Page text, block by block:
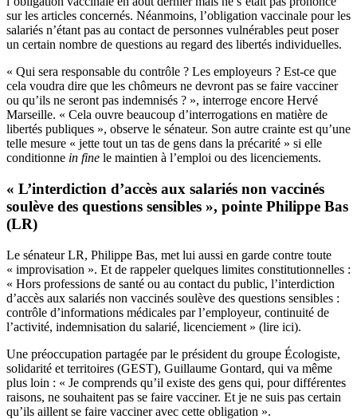
sur les articles concernés. Néanmoins, l’obligation vaccinale pour les
salariés n’étant pas au contact de personnes vulnérables peut poser
un certain nombre de questions au regard des libertés individuelles.
« Qui sera responsable du contrôle ? Les employeurs ? Est-ce que
cela voudra dire que les chômeurs ne devront pas se faire vacciner
ou qu’ils ne seront pas indemnisés ? », interroge encore Hervé
Marseille. « Cela ouvre beaucoup d’interrogations en matière de
libertés publiques », observe le sénateur. Son autre crainte est qu’une
telle mesure « jette tout un tas de gens dans la précarité » si elle
conditionne in fine le maintien à l’emploi ou des licenciements.
« L’interdiction d’accès aux salariés non vaccinés
soulève des questions sensibles », pointe Philippe Bas
(LR)
Le sénateur LR, Philippe Bas, met lui aussi en garde contre toute
« improvisation ». Et de rappeler quelques limites constitutionnelles :
« Hors professions de santé ou au contact du public, l’interdiction
d’accès aux salariés non vaccinés soulève des questions sensibles :
contrôle d’informations médicales par l’employeur, continuité de
l’activité, indemnisation du salarié, licenciement » (lire ici).
Une préoccupation partagée par le président du groupe Écologiste,
solidarité et territoires (GEST), Guillaume Gontard, qui va même
plus loin : « Je comprends qu’il existe des gens qui, pour différentes
raisons, ne souhaitent pas se faire vacciner. Et je ne suis pas certain
qu’ils aillent se faire vacciner avec cette obligation ».